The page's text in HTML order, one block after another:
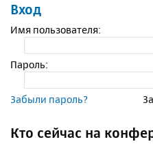
Вход
Имя пользователя:
Пароль:
Забыли пароль?
Кто сейчас на